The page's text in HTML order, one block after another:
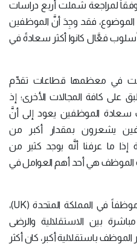
لمراجعة شملت أربع دراسات
فقد وجِدَ أنَّ الموظفين
فعَّال كانوا أكثر سعادةً في
في معظمها قطاعات تقدِّم
على كافة المجالات الأخرى؛ إذ
الموظفين يعود إلى أنَّ
يشعرون بمقدار أكبر من
إذا ما عرفنا أنَّه يوجد كثير من
الموظف هي أحد أهم العوامل في
شملت إحدى الدراسات 20،000 موظفاً في المملكة المتحدة (UK)،
بين الاستقلالية والرضى
باستقلالية أكبر، كان أكثر